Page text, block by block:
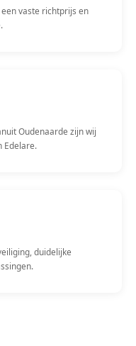
vaste richtprijs en
Oudenaarde zijn wij
Edelare.
duidelijke